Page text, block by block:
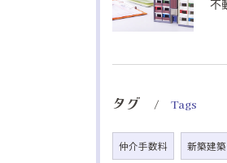
タグ Tags
仲介手数料 新築建築